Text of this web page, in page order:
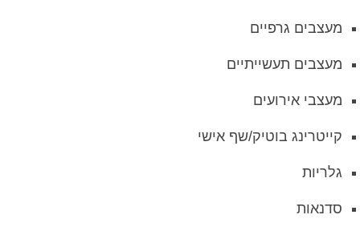
מעצבים גרפיים
מעצבים תעשייתיים
מעצבי אירועים
קייטרינג בוטיק/שף אישי
גלריות
סדנאות